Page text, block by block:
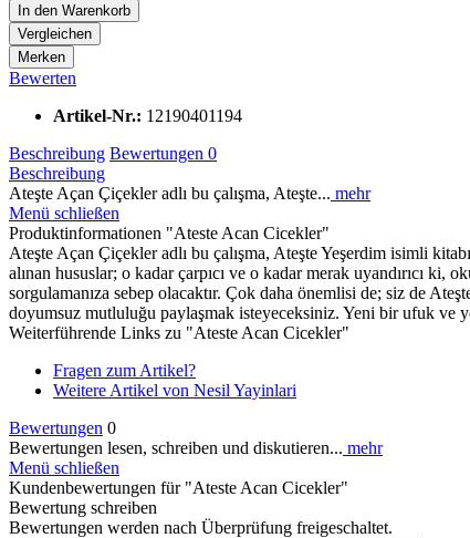
In den Warenkorb
Vergleichen
Merken
Bewerten
Artikel-Nr.: 12190401194
Beschreibung Bewertungen 0
Beschreibung
Ateşte Açan Çiçekler adlı bu çalışma, Ateşte... mehr
Menü schließen
Produktinformationen "Ateste Acan Cicekler"
Ateşte Açan Çiçekler adlı bu çalışma, Ateşte Yeşerdim isimli
alınan hususlar; o kadar çarpıcı ve o kadar merak uyandırıcı
sorgulamanıza sebep olacaktır. Çok daha önemlisi de; siz de
doyumsuz mutluluğu paylaşmak isteyeceksiniz. Yeni bir ufuk ve
Weiterführende Links zu "Ateste Acan Cicekler"
Fragen zum Artikel?
Weitere Artikel von Nesil Yayinlari
Bewertungen 0
Bewertungen lesen, schreiben und diskutieren... mehr
Menü schließen
Kundenbewertungen für "Ateste Acan Cicekler"
Bewertung schreiben
Bewertungen werden nach Überprüfung freigeschaltet.